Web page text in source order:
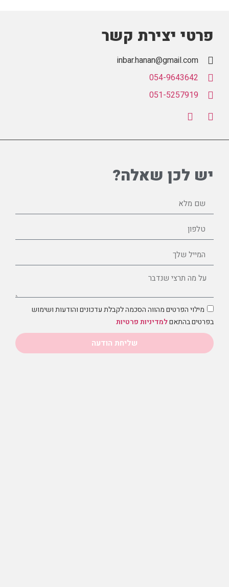
פרטי יצירת קשר
inbar.hanan@gmail.com
054-9643642
051-5257919
יש לכן שאלה?
מילוי הפרטים מהווה הסכמה לקבלת עדכונים והודעות ושימוש
בפרטים בהתאםלמדיניות פרטיות
שליחת הודעה